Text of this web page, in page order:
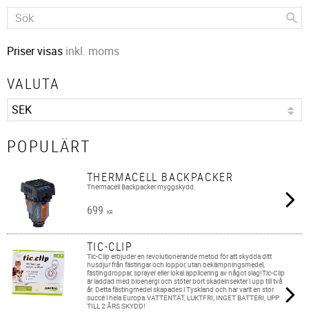
Priser visas inkl. moms
VALUTA
POPULÄRT
THERMACELL BACKPACKER
Thermacell Backpacker myggskydd.
699 KR
TIC-CLIP
Tic-Clip erbjuder en revolutionerande metod för att skydda ditt
husdjur från fästingar och loppor, utan bekämpningsmedel,
fästingdroppar, sprayer eller lokal applicering av något slag!Tic-Clip
är laddad med bioenergi och stöter bort skadeinsekter i upp till två
år. Detta fästingmedel skapades i Tyskland och har varit en stor
succé i hela Europa.VATTENTÄT, LUKTFRI, INGET BATTERI, UPP
TILL 2 ÅRS SKYDD!